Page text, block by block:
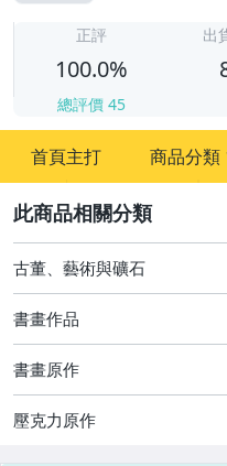
正評
100.0%
總評價 45
出
首頁主打 商品分類
其它
古董、藝術與礦石
書畫作品
書畫原作
壓克力原作